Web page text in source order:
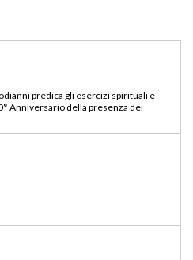
partecipano dal 26 agosto al 3
ASCAF sulla riorganizzazione